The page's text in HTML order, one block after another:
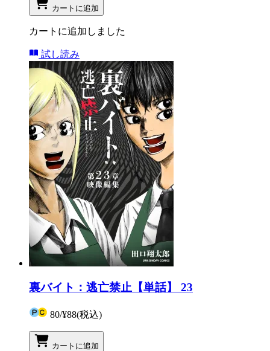
カートに追加
カートに追加しました
試し読み
裏バイト：逃亡禁止【単話】 23
80/¥88(税込)
カートに追加